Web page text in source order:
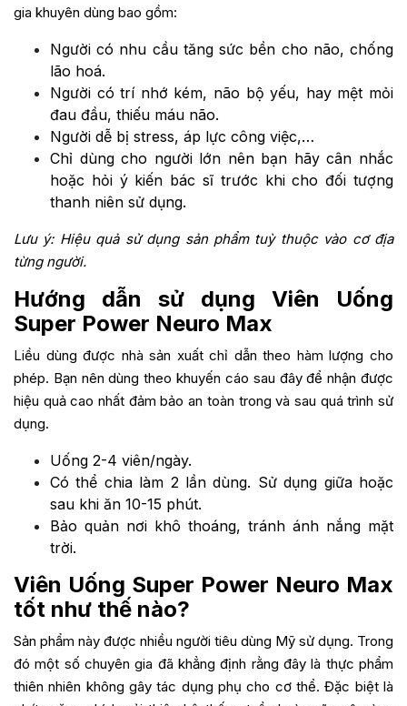
gia khuyên dùng bao gồm:
Người có nhu cầu tăng sức bền cho não, chống
lão hoá.
Người có trí nhớ kém, não bộ yếu, hay mệt mỏi
đau đầu, thiếu máu não.
Người dễ bị stress, áp lực công việc,…
Chỉ dùng cho người lớn nên bạn hãy cân nhắc
hoặc hỏi ý kiến bác sĩ trước khi cho đối tượng
thanh niên sử dụng.
Lưu ý: Hiệu quả sử dụng sản phẩm tuỳ thuộc vào cơ địa
từng người.
Hướng dẫn sử dụng Viên Uống
Super Power Neuro Max
Liều dùng được nhà sản xuất chỉ dẫn theo hàm lượng cho
phép. Bạn nên dùng theo khuyến cáo sau đây để nhận được
hiệu quả cao nhất đảm bảo an toàn trong và sau quá trình sử
dụng.
Uống 2-4 viên/ngày.
Có thể chia làm 2 lần dùng. Sử dụng giữa hoặc
sau khi ăn 10-15 phút.
Bảo quản nơi khô thoáng, tránh ánh nắng mặt
trời.
Viên Uống Super Power Neuro Max
tốt như thế nào?
Sản phẩm này được nhiều người tiêu dùng Mỹ sử dụng. Trong
đó một số chuyên gia đã khẳng định rằng đây là thực phẩm
thiên nhiên không gây tác dụng phụ cho cơ thể. Đặc biệt là